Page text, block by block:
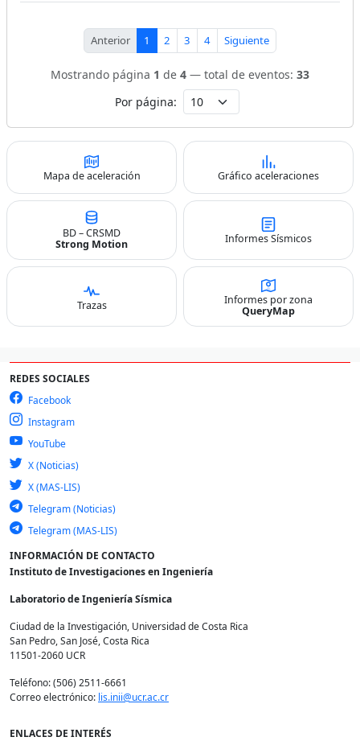
Anterior 1 2 3 4 Siguiente
Mostrando página 1 de 4 — total de eventos: 33
Por página:
Mapa de aceleración Gráfico aceleraciones
BD – CRSMD
Strong Motion
Informes Sísmicos
Trazas
Informes por zona
QueryMap
REDES SOCIALES
Facebook
Instagram
YouTube
X (Noticias)
X (MAS-LIS)
Telegram (Noticias)
Telegram (MAS-LIS)
INFORMACIÓN DE CONTACTO
Instituto de Investigaciones en Ingeniería
Laboratorio de Ingeniería Sísmica
Ciudad de la Investigación, Universidad de Costa Rica
San Pedro, San José, Costa Rica
11501-2060 UCR
Teléfono: (506) 2511-6661
Correo electrónico: lis.inii@ucr.ac.cr
ENLACES DE INTERÉS